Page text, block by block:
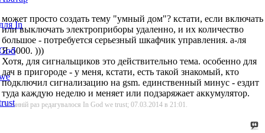
может просто создать тему "умный дом"? кстати, если включать
или выключать электроприборы удаленно, и их количество
большое - потребуется серьезный шкафчик управления. а-ля
Я-5000. )))
Хотя, для сигнальщиков это действительно тема. особенно для
дач в пригороде - у меня, кстати, есть такой знакомый, кто
подключил сигнализацию на gsm. единственный минус - ездит
туда каждую неделю и меняет или подзаряжает аккумулятор.
Останній раз редагувалося In God we trust; 07.03.2014 в 21:01